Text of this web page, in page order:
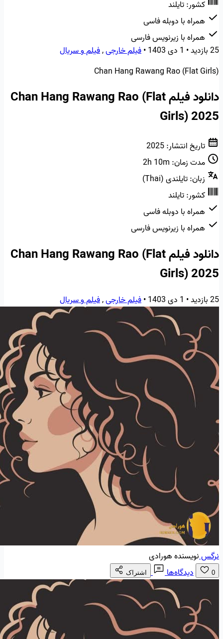
کشور:تایلند
همراه با دوبله فاسی
همراه با زیرنویس فارسی
25 بازدید
• 1 دی 1403 •فیلم خارجی,فیلم و سریال
Chan Hang Rawang Rao (Flat Girls)
دانلود فیلم Chan Hang Rawang Rao (Flat
Girls) 2025
تاریخ انتشار:2025
مدت زمان: 2h 10m
زبان:تایلندی (Thai)
کشور:تایلند
همراه با دوبله فاسی
همراه با زیرنویس فارسی
دانلود فیلم Chan Hang Rawang Rao (Flat
Girls) 2025
25 بازدید • 1 دی 1403 •فیلم خارجی,فیلم و سریال
نرگسنویسنده هورادی
0 دیدگاه‌ها اشتراک